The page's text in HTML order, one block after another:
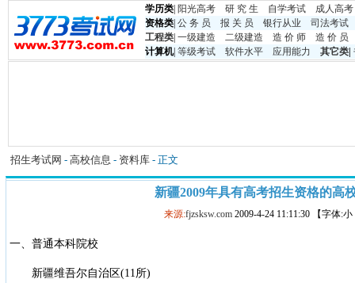
学历类 阳光高考 研 究 生 自学考试
成人高考
资格类 公 务 员 报 关 员 银行从业
司法考试
工程类 一级建造 二级建造 造 价 师
造 价 员
计算机| 等级考试 软件水平 应用能力 其它类
招生考试网 - 高校信息 - 资料库 - 正文
新疆2009年具有高考招生资格的高
来源:fjzsksw.com 2009-4-24 11:11:30 【字体:
一、普通本科院校
新疆维吾尔自治区(11所)